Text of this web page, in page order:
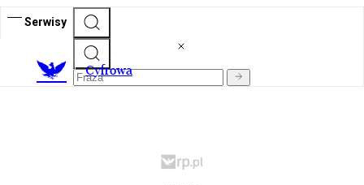
Serwisy
Cyfrowa